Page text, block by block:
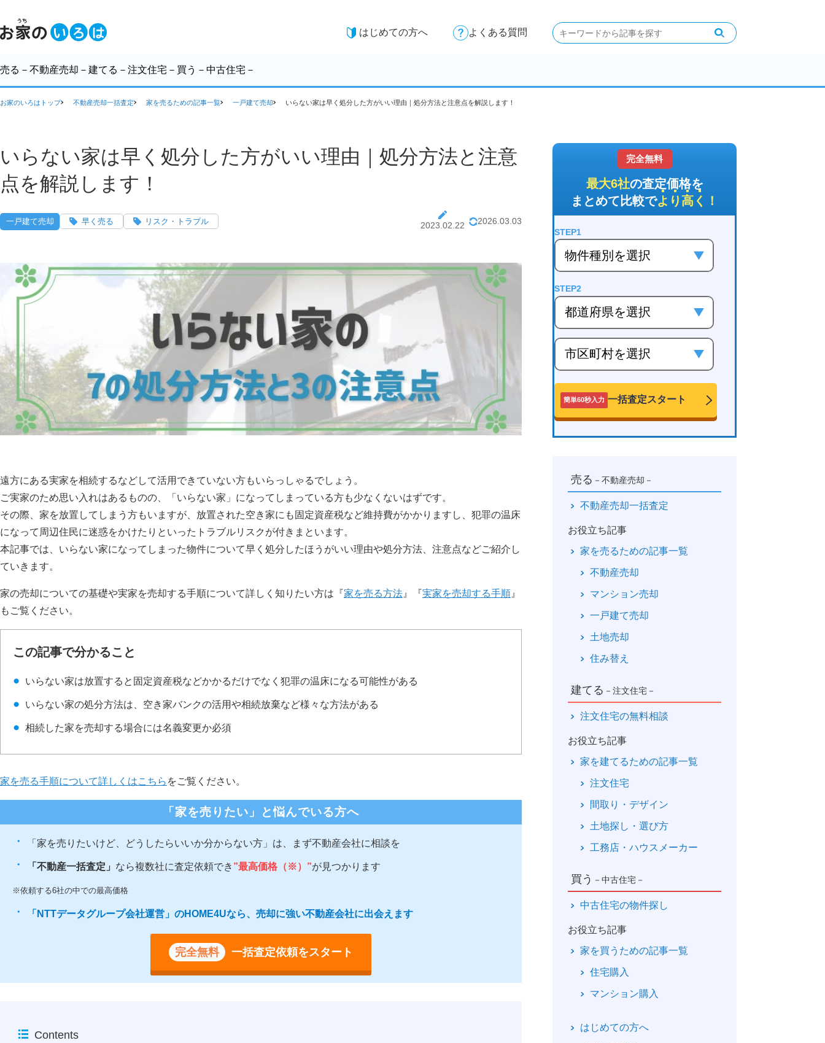
はじめての方へ よくある質問
売る －不動産売却－ 建てる －注文住宅－ 買う －中古住宅－
お家のいろはトップ 不動産売却一括査定 家を売るための記事一覧 一戸建て売却 いらない家は早く処分した方がいい理由｜処分方法と注意点を解説します！
いらない家は早く処分した方がいい理由｜処分方法と注意
点を解説します！
一戸建て売却 早く売る リスク・トラブル 2023.02.22 2026.03.03
遠方にある実家を相続するなどして活用できていない方もいらっしゃるでしょう。
ご実家のため思い入れはあるものの、「いらない家」になってしまっている方も少なくないはずです。
その際、家を放置してしまう方もいますが、放置された空き家にも固定資産税など維持費がかかりますし、犯罪の温床
になって周辺住民に迷惑をかけたりといったトラブルリスクが付きまといます。
本記事では、いらない家になってしまった物件について早く処分したほうがいい理由や処分方法、注意点などご紹介し
ていきます。
家の売却についての基礎や実家を売却する手順について詳しく知りたい方は『家を売る方法 』『実家を売却する手順 』
もご覧ください。
この記事で分かること
いらない家は放置すると固定資産税などかかるだけでなく犯罪の温床になる可能性がある
いらない家の処分方法は、空き家バンクの活用や相続放棄など様々な方法がある
相続した家を売却する場合には名義変更か必須
家を売る手順について詳しくはこちら をご覧ください。
「家を売りたい」と悩んでいる方へ
「家を売りたいけど、どうしたらいいか分からない方」は、まず不動産会社に相談を
「不動産一括査定」 なら複数社に査定依頼でき ”最高価格（※）”が見つかります
※依頼する6社の中での最高価格
「NTTデータグループ会社運営」のHOME4Uなら、売却に強い不動産会社に出会えます
完全無料 一括査定依頼をスタート
Contents
完全無料
最大6社の査定価格を
まとめて比較でより高く ！
簡単60秒入力 一括査定スタート
売る －不動産売却－
不動産売却一括査定
お役立ち記事
家を売るための記事一覧
不動産売却
マンション売却
一戸建て売却
土地売却
住み替え
建てる －注文住宅－
注文住宅の無料相談
お役立ち記事
家を建てるための記事一覧
注文住宅
間取り・デザイン
土地探し・選び方
工務店・ハウスメーカー
買う －中古住宅－
中古住宅の物件探し
お役立ち記事
家を買うための記事一覧
住宅購入
マンション購入
はじめての方へ